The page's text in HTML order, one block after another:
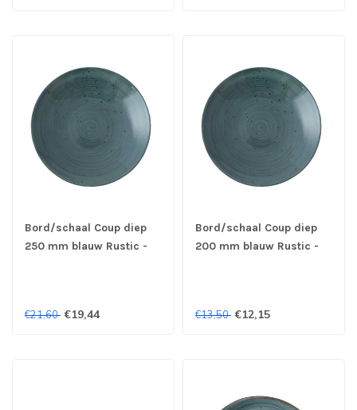
Bord/schaal Coup diep
250 mm blauw Rustic -
€21,60 €19,44
Bord/schaal Coup diep
200 mm blauw Rustic -
€13,50 €12,15